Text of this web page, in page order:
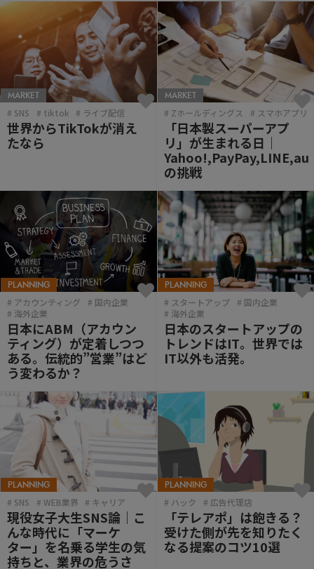
MARKET
SNS tiktok ライブ配信
世界からTikTokが消え
たなら
MARKET
Zホールディングス スマホアプリ
「日本製スーパーアプ
リ」が生まれる日｜
Yahoo!,PayPay,LINE,au
の挑戦
PLANNING
アカウンティング
国内企業
海外企業
日本にABM（アカウン
ティング）が定着しつつ
ある。伝統的”営業”はど
う変わるか？
PLANNING
スタートアップ
国内企業
海外企業
日本のスタートアップの
トレンドはIT。世界では
IT以外も活発。
PLANNING
SNS WEB業界 キャリア
現役女子大生SNS論｜こ
んな時代に「マーケ
ター」を名乗る学生の気
持ちと、業界の危うさ
PLANNING
ハック 広告代理店
「テレアポ」は飽きる？
受けた側が先を知りたく
なる提案のコツ10選